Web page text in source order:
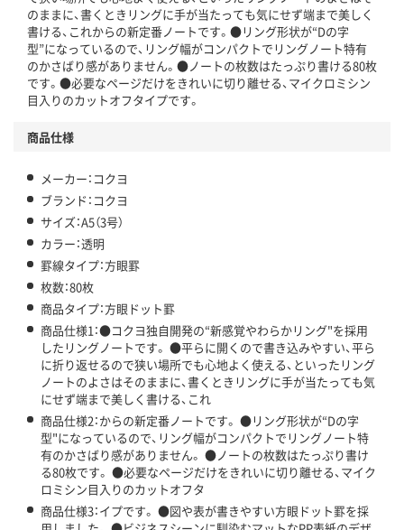
のままに、書くときリングに手が当たっても気にせず端まで美しく
書ける、これからの新定番ノートです。●リング形状が“Dの字
型”になっているので、リング幅がコンパクトでリングノート特有
のかさばり感がありません。●ノートの枚数はたっぷり書ける80枚
です。●必要なページだけをきれいに切り離せる、マイクロミシン
目入りのカットオフタイプです。
商品仕様
メーカー：コクヨ
ブランド：コクヨ
サイズ：A5（3号）
カラー：透明
罫線タイプ：方眼罫
枚数：80枚
商品タイプ：方眼ドット罫
商品仕様1：●コクヨ独自開発の“新感覚やわらかリング"を採用
したリングノートです。 ●平らに開くので書き込みやすい、平ら
に折り返せるので狭い場所でも心地よく使える、といったリング
ノートのよさはそのままに、書くときリングに手が当たっても気
にせず端まで美しく書ける、これ
商品仕様2：からの新定番ノートです。 ●リング形状が“Dの字
型"になっているので、リング幅がコンパクトでリングノート特
有のかさばり感がありません。 ●ノートの枚数はたっぷり書け
る80枚です。 ●必要なページだけをきれいに切り離せる、マイク
ロミシン目入りのカットオフタ
商品仕様3：イプです。 ●図や表が書きやすい方眼ドット罫を採